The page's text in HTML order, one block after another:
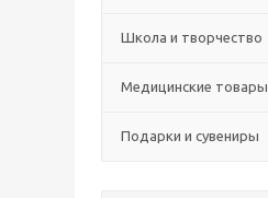
Школа и творчество
Медицинские товары
Подарки и сувениры